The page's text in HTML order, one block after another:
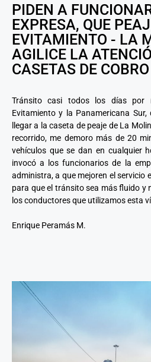
PIDEN A
EXPRESA, QUE
EVITAMIENTO - LA
AGILICE LA
CASETAS DE COBRO
Tránsito casi todos los días
Evitamiento y la Panamericana
llegar a la caseta de peaje de La
recorrido, me demoro más de 20
vehículos que se dan en cualquier
invocó a los funcionarios de la
administra, a que mejoren el servicio
para que el tránsito sea más fluido y
los conductores que utilizamos esta
Enrique Peramás M.